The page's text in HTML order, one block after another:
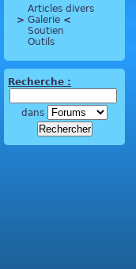
Articles divers
> Galerie <
Soutien
Outils
Recherche :
dans